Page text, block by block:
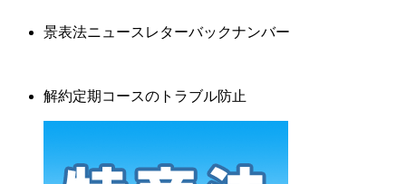
景表法ニュースレターバックナンバー
解約定期コースのトラブル防止